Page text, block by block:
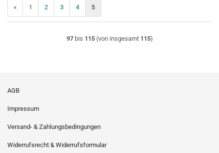
« 1 2 3 4 5
97bis 115(von insgesamt 115)
AGB
Impressum
Versand- & Zahlungsbedingungen
Widerrufsrecht & Widerrufsformular